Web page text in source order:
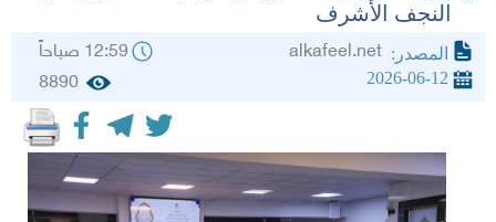
النجف الأشرف
المصدر: 12:59 صباحاً
2026-06-12
8890